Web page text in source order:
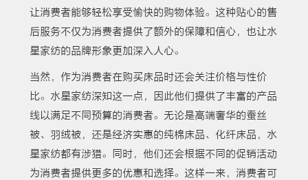
让消费者能够轻松享受愉快的购物体验。这种贴心的售
后服务不仅为消费者提供了额外的保障和信心，也让水
星家纺的品牌形象更加深入人心。
当然，作为消费者在购买床品时还会关注价格与性价
比。水星家纺深知这一点，因此他们提供了丰富的产品
线以满足不同预算的消费者。无论是高端奢华的蚕丝
被、羽绒被，还是经济实惠的纯棉床品、化纤床品，水
星家纺都有涉猎。同时，他们还会根据不同的促销活动
为消费者提供更多的优惠和选择。这样一来，消费者可